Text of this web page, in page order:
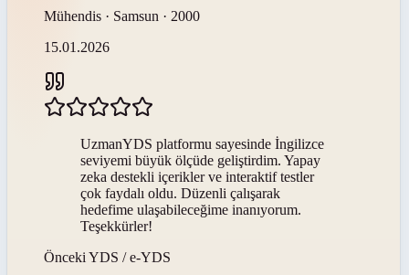
Mühendis · Samsun · 2000
15.01.2026
UzmanYDS platformu sayesinde İngilizce
seviyemi büyük ölçüde geliştirdim. Yapay
zeka destekli içerikler ve interaktif testler
çok faydalı oldu. Düzenli çalışarak
hedefime ulaşabileceğime inanıyorum.
Teşekkürler!
Önceki YDS / e-YDS